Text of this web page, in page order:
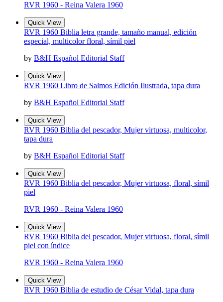
RVR 1960 - Reina Valera 1960
Quick View
RVR 1960 Biblia letra grande, tamaño manual, edición
especial, multicolor floral, símil piel
by B&H Español Editorial Staff
Quick View
RVR 1960 Libro de Salmos Edición Ilustrada, tapa dura
by B&H Español Editorial Staff
Quick View
RVR 1960 Biblia del pescador, Mujer virtuosa, multicolor,
tapa dura
by B&H Español Editorial Staff
Quick View
RVR 1960 Biblia del pescador, Mujer virtuosa, floral, símil
piel
RVR 1960 - Reina Valera 1960
Quick View
RVR 1960 Biblia del pescador, Mujer virtuosa, floral, símil
piel con índice
RVR 1960 - Reina Valera 1960
Quick View
RVR 1960 Biblia de estudio de César Vidal, tapa dura